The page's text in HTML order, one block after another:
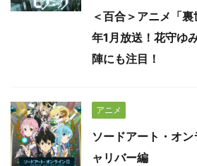
＜百合＞アニメ「
年1月放送！花守ゆ
陣にも注目！
アニメ
ソードアート・オ
ャリバー編